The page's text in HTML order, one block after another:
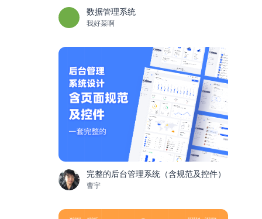
数据管理系统
我好菜啊
完整的后台管理系统（含规范及控件）
曹宇